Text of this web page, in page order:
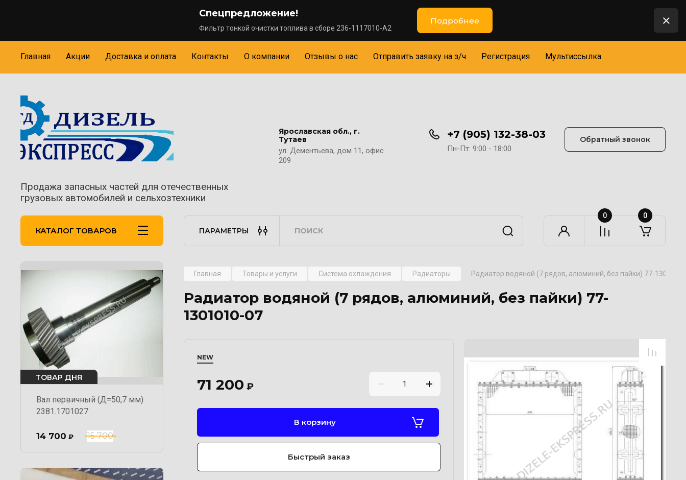
Спецпредложение!
Фильтр тонкой очистки топлива в сборе 236-1117010-А2
Подробнее
Главная Акции Доставка и оплата Контакты О компании Отзывы о нас Отправить заявку на з/ч Регистрация Мультиссылка
Продажа запасных частей для отечественных
грузовых автомобилей и сельхозтехники
Ярославская обл., г.
Тутаев
ул. Дементьева, дом 11, офис
209
+7 (905) 132-38-03
Пн-Пт: 9:00 - 18:00
Обратный звонок
КАТАЛОГ ТОВАРОВ ПАРАМЕТРЫ
0 0
ТОВАР ДНЯ
Вал первичный (Д=50,7 мм)
2381.1701027
15 700
14 700 ₽
Главная Товары и услуги Система охлаждения Радиаторы Радиатор водяной (7 рядов, алюминий, без пайки) 77-
Радиатор водяной (7 рядов, алюминий, без пайки) 77-
1301010-07
NEW
71 200 ₽
В корзину
Быстрый заказ